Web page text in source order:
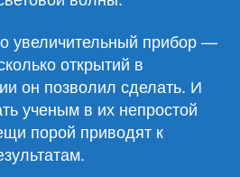
увеличительный прибор —
открытий в
он позволил сделать. И
ученым в их непростой
порой приводят к